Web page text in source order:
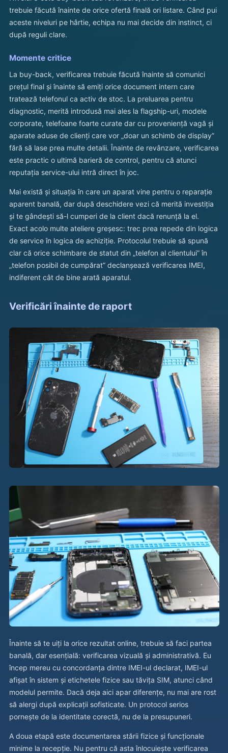
trebuie făcută înainte de orice ofertă finală ori listare. Când pui
aceste niveluri pe hârtie, echipa nu mai decide din instinct, ci
după reguli clare.
Momente critice
La buy-back, verificarea trebuie făcută înainte să comunici
prețul final și înainte să emiți orice document intern care
tratează telefonul ca activ de stoc. La preluarea pentru
diagnostic, merită introdusă mai ales la flagship-uri, modele
corporate, telefoane foarte curate dar cu proveniență vagă și
aparate aduse de clienți care vor „doar un schimb de display”
fără să lase prea multe detalii. Înainte de revânzare, verificarea
este practic o ultimă barieră de control, pentru că atunci
reputația service-ului intră direct în joc.
Mai există și situația în care un aparat vine pentru o reparație
aparent banală, dar după deschidere vezi că merită investiția
și te gândești să-l cumperi de la client dacă renunță la el.
Exact acolo multe ateliere greșesc: trec prea repede din logica
de service în logica de achiziție. Protocolul trebuie să spună
clar că orice schimbare de statut din „telefon al clientului” în
„telefon posibil de cumpărat” declanșează verificarea IMEI,
indiferent cât de bine arată aparatul.
Verificări înainte de raport
Înainte să te uiți la orice rezultat online, trebuie să faci partea
banală, dar esențială: verificarea vizuală și administrativă. Eu
încep mereu cu concordanța dintre IMEI-ul declarat, IMEI-ul
afișat în sistem și etichetele fizice sau tăvița SIM, atunci când
modelul permite. Dacă deja aici apar diferențe, nu mai are rost
să alergi după explicații sofisticate. Un protocol serios
pornește de la identitate corectă, nu de la presupuneri.
A doua etapă este documentarea stării fizice și funcționale
minime la recepție. Nu pentru că asta înlocuiește verificarea